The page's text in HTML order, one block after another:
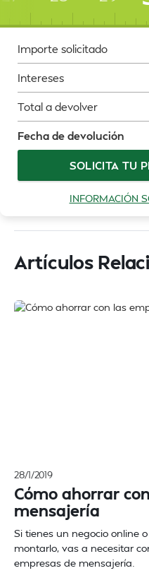
Importe solicitado
Intereses
Total a devolver
Fecha de devolución
SOLICITA TU
INFORMACIÓN
Artículos
28/1/2019
Cómo ahorrar
mensajería
Si tienes un negocio online
montarlo, vas a necesitar
empresas de mensajería.